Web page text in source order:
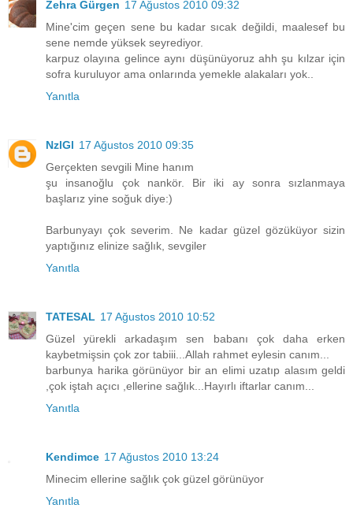
Zehra Gürgen 17 Ağustos 2010 09:32
Mine'cim geçen sene bu kadar sıcak değildi, maalesef bu
sene nemde yüksek seyrediyor.
karpuz olayına gelince aynı düşünüyoruz ahh şu kılzar için
sofra kuruluyor ama onlarında yemekle alakaları yok..
Yanıtla
NzlGl 17 Ağustos 2010 09:35
Gerçekten sevgili Mine hanım
şu insanoğlu çok nankör. Bir iki ay sonra sızlanmaya
başlarız yine soğuk diye:)
Barbunyayı çok severim. Ne kadar güzel gözüküyor sizin
yaptığınız elinize sağlık, sevgiler
Yanıtla
TATESAL 17 Ağustos 2010 10:52
Güzel yürekli arkadaşım sen babanı çok daha erken
kaybetmişsin çok zor tabiii...Allah rahmet eylesin canım...
barbunya harika görünüyor bir an elimi uzatıp alasım geldi
,çok iştah açıcı ,ellerine sağlık...Hayırlı iftarlar canım...
Yanıtla
Kendimce 17 Ağustos 2010 13:24
Minecim ellerine sağlık çok güzel görünüyor
Yanıtla